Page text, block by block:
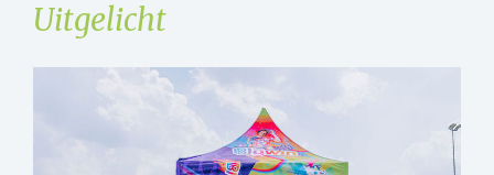
Uitgelicht